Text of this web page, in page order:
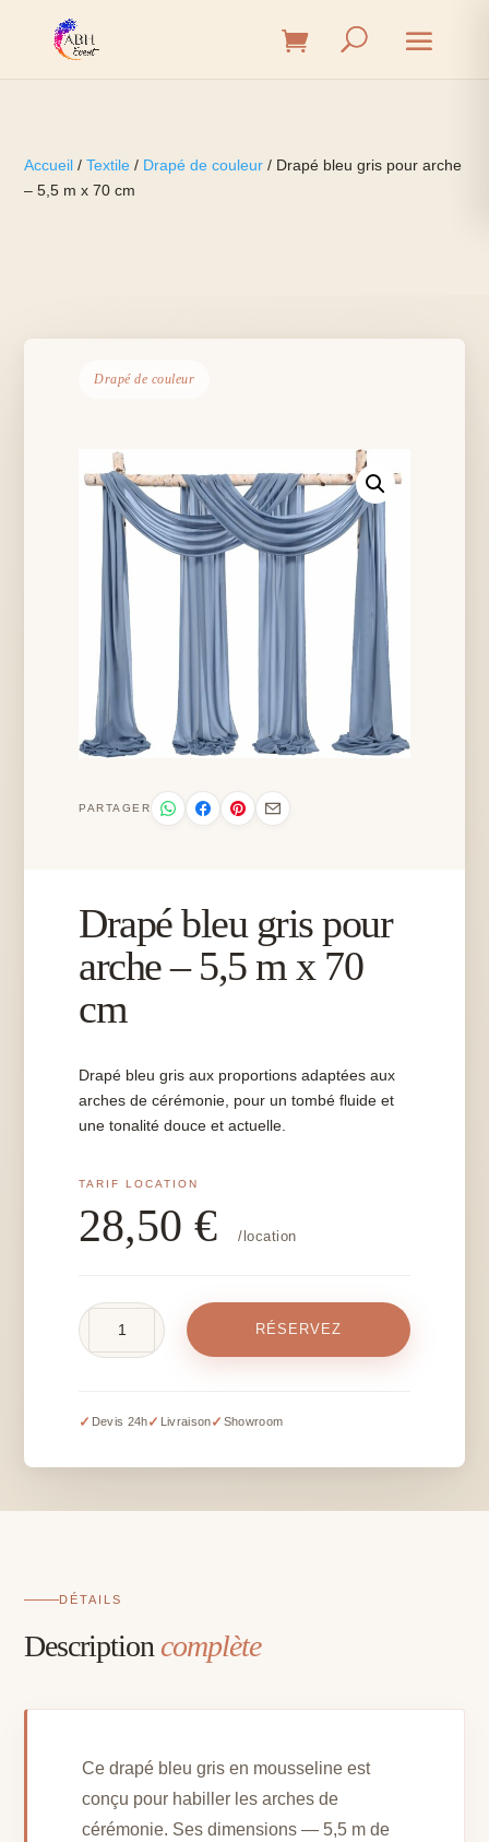
Accueil /Textile / Drapé de couleur / Drapé bleu gris pour arche
– 5,5 m x 70 cm
Drapé de couleur
PARTAGER
Drapé bleu gris pour
arche – 5,5 m x 70
cm
Drapé bleu gris aux proportions adaptées aux
arches de cérémonie, pour un tombé fluide et
une tonalité douce et actuelle.
28,50€ /location
gris
arche
70
RÉSERVEZ
✓ Devis 24h✓ Livraison✓ Showroom
DÉTAILS
Description complète
Ce drapé bleu gris en mousseline est
conçu pour habiller les arches de
cérémonie. Ses dimensions — 5,5 m de